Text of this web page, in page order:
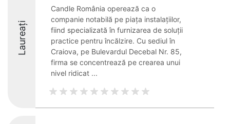
Laureați
Candle România operează ca o
companie notabilă pe piața instalațiilor,
fiind specializată în furnizarea de soluții
practice pentru încălzire. Cu sediul în
Craiova, pe Bulevardul Decebal Nr. 85,
firma se concentrează pe crearea unui
nivel ridicat ...